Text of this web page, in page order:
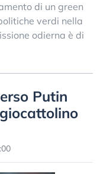
di un green
verdi nella
odierna è di
Putin